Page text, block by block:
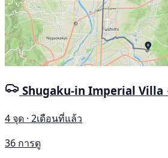
Shugaku-in Imperial
4 จุด · 2เดือนที่แล้ว
36 การดู